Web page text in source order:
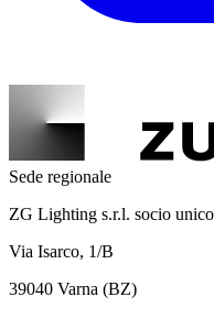
Sede regionale
ZG Lighting s.r.l. socio unico
Via Isarco, 1/B
39040 Varna (BZ)